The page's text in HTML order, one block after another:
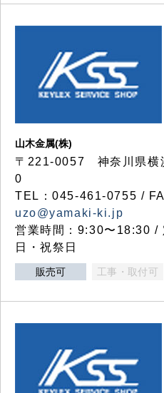
山木金属(株)
〒221-0057 神奈川県横
0
TEL：045-461-0755 /
uzo@yamaki-ki.jp
営業時間：9:30〜18:30 /
日・祝祭日
販売可 工事・取付可